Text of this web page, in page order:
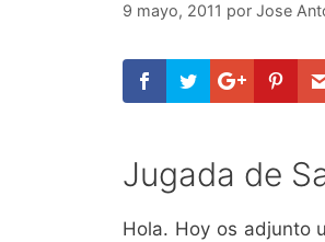
9 mayo, 2011 por Jose
Jugada de
Hola. Hoy os adjunto